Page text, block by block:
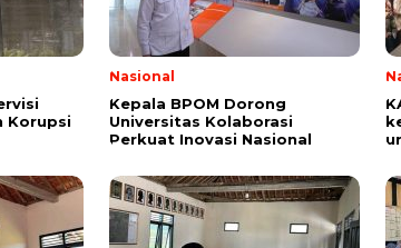
Korupsi
Nasional
Kepala BPOM Dorong
Universitas Kolaborasi
Perkuat Inovasi Nasional